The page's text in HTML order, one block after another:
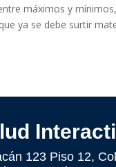
máximos y
ya se debe surtir
123 Piso 12,